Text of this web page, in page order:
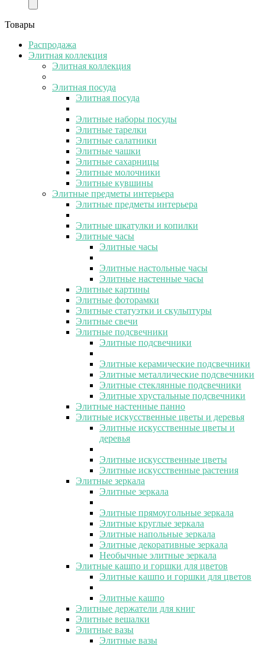
Товары
Распродажа
Элитная коллекция
Элитная коллекция
Элитная посуда
Элитная посуда
Элитные наборы посуды
Элитные тарелки
Элитные салатники
Элитные чашки
Элитные сахарницы
Элитные молочники
Элитные кувшины
Элитные предметы интерьера
Элитные предметы интерьера
Элитные шкатулки и копилки
Элитные часы
Элитные часы
Элитные настольные часы
Элитные настенные часы
Элитные картины
Элитные фоторамки
Элитные статуэтки и скульптуры
Элитные свечи
Элитные подсвечники
Элитные подсвечники
Элитные керамические подсвечники
Элитные металлические подсвечники
Элитные стеклянные подсвечники
Элитные хрустальные подсвечники
Элитные настенные панно
Элитные искусственные цветы и деревья
Элитные искусственные цветы и
деревья
Элитные искусственные цветы
Элитные искусственные растения
Элитные зеркала
Элитные зеркала
Элитные прямоугольные зеркала
Элитные круглые зеркала
Элитные напольные зеркала
Элитные декоративные зеркала
Необычные элитные зеркала
Элитные кашпо и горшки для цветов
Элитные кашпо и горшки для цветов
Элитные кашпо
Элитные держатели для книг
Элитные вешалки
Элитные вазы
Элитные вазы